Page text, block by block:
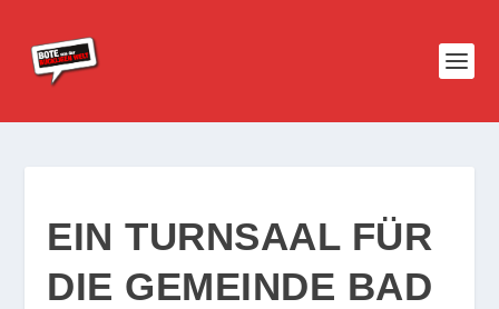
EIN TURNSAAL FÜR
DIE GEMEINDE BAD